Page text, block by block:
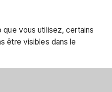
que vous utilisez, certains
être visibles dans le